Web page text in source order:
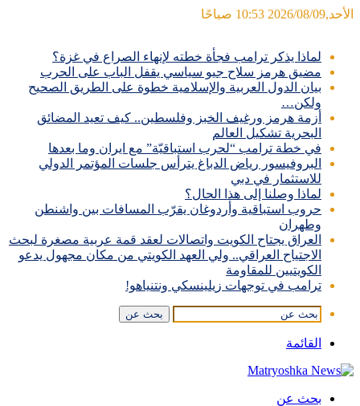
الأحد,2026/08/09 10:53 صباحًا
لماذا يذكر ترامب فجأة خطته لإنهاء الصراع في غزة؟
مضيق هرمز سلاح جيو سياسي يقفل الباب على الحرب
بيان الدول العربية والإسلامية خطوة على الطريق الصحيح
ولكن…
أزمة هرمز ورغيف الخبز وفلسطين.. كيف تعيد المضائق
البحرية تشكيل العالم
في خطة ترامب “لحرب استباقيّة” مع ايران وما بعدها
البروفيسور رياض الدباغ يترأس جلسات المؤتمر الدولي
للاستثمار في دبي
لماذا وصلنا إلى هذا الحال؟
حروب استباقية وأردوغان يقرّب المسافات بين واشنطن
وطهران
العراق يجتاح الكويت واتصالات لعقد قمة عربية مصغرة لبحث
الاجتياح العراقي.. ولي العهد الكويتي من مكان مجهول يدعو
الكويتيين للمقاومة
ترامب في توجهات زيلينسكي ونتنياهو!
بحث عن
القائمة
بحث عن